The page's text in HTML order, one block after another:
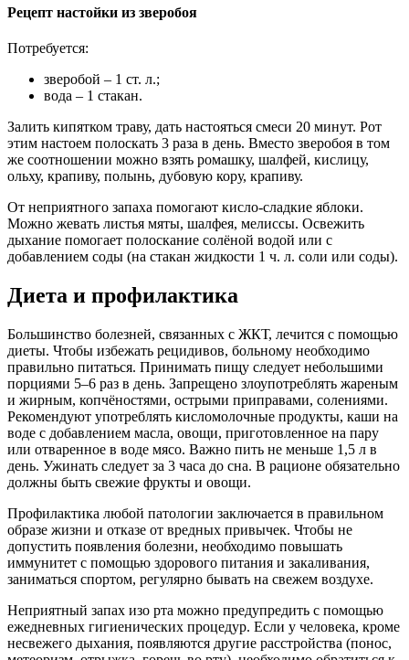
Рецепт настойки из зверобоя
Потребуется:
зверобой – 1 ст. л.;
вода – 1 стакан.
Залить кипятком траву, дать настояться смеси 20 минут. Рот
этим настоем полоскать 3 раза в день. Вместо зверобоя в том
же соотношении можно взять ромашку, шалфей, кислицу,
ольху, крапиву, полынь, дубовую кору, крапиву.
От неприятного запаха помогают кисло-сладкие яблоки.
Можно жевать листья мяты, шалфея, мелиссы. Освежить
дыхание помогает полоскание солёной водой или с
добавлением соды (на стакан жидкости 1 ч. л. соли или соды).
Диета и профилактика
Большинство болезней, связанных с ЖКТ, лечится с помощью
диеты. Чтобы избежать рецидивов, больному необходимо
правильно питаться. Принимать пищу следует небольшими
порциями 5–6 раз в день. Запрещено злоупотреблять жареным
и жирным, копчёностями, острыми приправами, солениями.
Рекомендуют употреблять кисломолочные продукты, каши на
воде с добавлением масла, овощи, приготовленное на пару
или отваренное в воде мясо. Важно пить не меньше 1,5 л в
день. Ужинать следует за 3 часа до сна. В рационе обязательно
должны быть свежие фрукты и овощи.
Профилактика любой патологии заключается в правильном
образе жизни и отказе от вредных привычек. Чтобы не
допустить появления болезни, необходимо повышать
иммунитет с помощью здорового питания и закаливания,
заниматься спортом, регулярно бывать на свежем воздухе.
Неприятный запах изо рта можно предупредить с помощью
ежедневных гигиенических процедур. Если у человека, кроме
несвежего дыхания, появляются другие расстройства (понос,